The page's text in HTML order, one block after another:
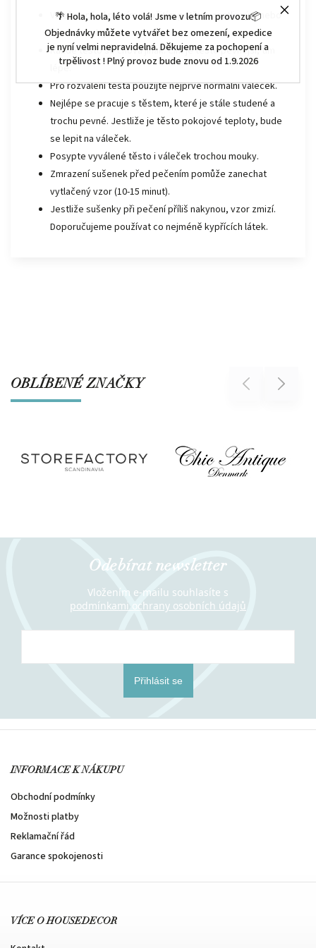
🌴 Hola, hola, léto volá! Jsme v letním provozu📦
Objednávky můžete vytvářet bez omezení, expedice
je nyní velmi nepravidelná. Děkujeme za pochopení a
trpělivost ! Plný provoz bude znovu od 1.9.2026
Váleček před prvním použitím potřete rostlinným nebo
olivovým olejem.
Každé těsto se chová jinak. Čím je těsto pevnější, tím
lépe.
Pro rozválení těsta použíjte nejprve normální váleček.
Nejlépe se pracuje s těstem, které je stále studené a
trochu pevné. Jestliže je těsto pokojové teploty, bude
se lepit na váleček.
Posypte vyválené těsto i váleček trochou mouky.
Zmrazení sušenek před pečením pomůže zanechat
vytlačený vzor (10-15 minut).
Jestliže sušenky při pečení příliš nakynou, vzor zmizí.
Doporučujeme používat co nejméně kypřících látek.
OBLÍBENÉ ZNAČKY Previous Next
Odebírat newsletter
Vložením e-mailu souhlasíte s
podmínkami ochrany osobních údajů
Přihlásit se
INFORMACE K NÁKUPU
Obchodní podmínky
Možnosti platby
Reklamační řád
Garance spokojenosti
VÍCE O HOUSEDECOR